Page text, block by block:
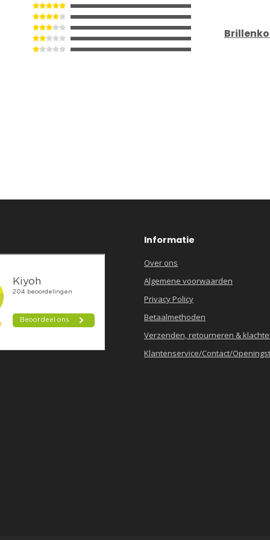
Informatie
Over ons
Algemene voorwaarden
Privacy Policy
Betaalmethoden
Verzenden, retourneren &
Klantenservice/Contact/